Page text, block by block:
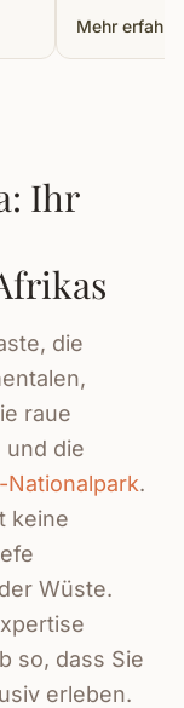
Mehr
Ihr
die
raue
und die
Nationalpark.
keine
Wüste.
so, dass Sie
erleben.